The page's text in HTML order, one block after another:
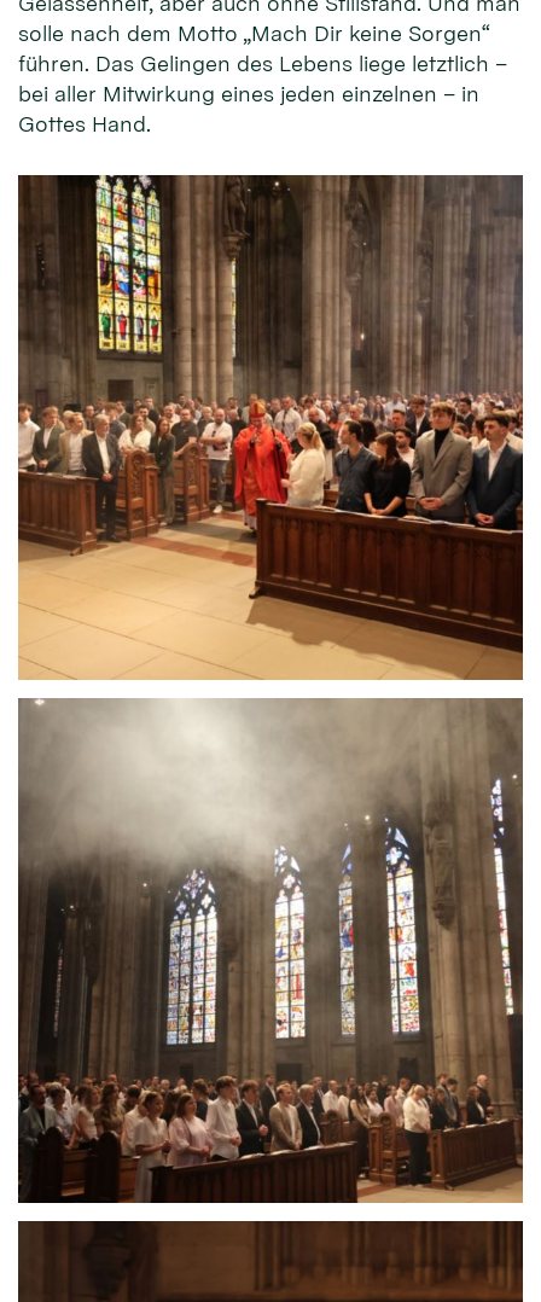
solle nach dem Motto „Mach Dir keine Sorgen“
führen. Das Gelingen des Lebens liege letztlich –
bei aller Mitwirkung eines jeden einzelnen – in
Gottes Hand.